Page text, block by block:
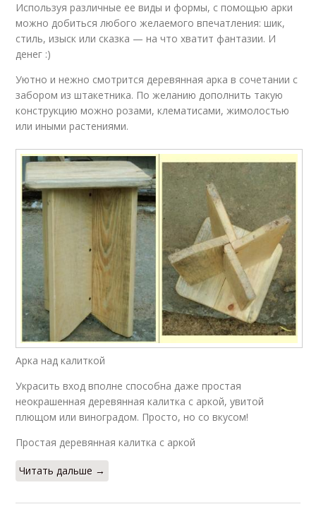
Используя различные ее виды и формы, с помощью арки
можно добиться любого желаемого впечатления: шик,
стиль, изыск или сказка — на что хватит фантазии. И
денег :)
Уютно и нежно смотрится деревянная арка в сочетании с
забором из штакетника. По желанию дополнить такую
конструкцию можно розами, клематисами, жимолостью
или иными растениями.
Арка над калиткой
Украсить вход вполне способна даже простая
неокрашенная деревянная калитка с аркой, увитой
плющом или виноградом. Просто, но со вкусом!
Простая деревянная калитка с аркой
Читать дальше →